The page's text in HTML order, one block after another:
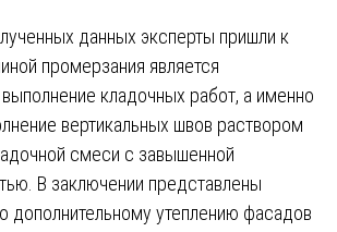
данных эксперты пришли к
промерзания является
кладочных работ, а именно
вертикальных швов раствором
смеси с завышенной
В заключении представлены
дополнительному утеплению фасадов